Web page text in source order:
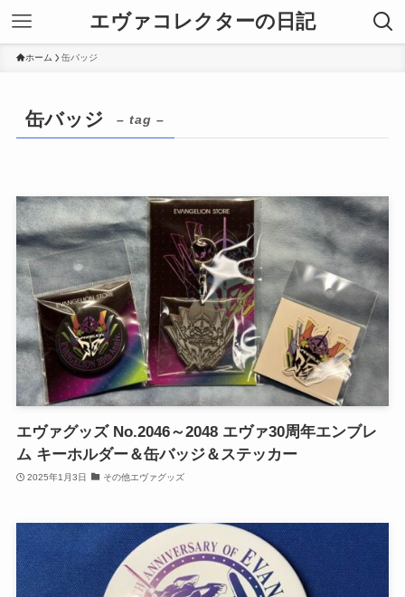
エヴァコレクターの日記
ホーム 缶バッジ
缶バッジ – tag –
エヴァグッズ No.2046～2048 エヴァ30周年エンブレ
ム キーホルダー＆缶バッジ＆ステッカー
2025年1月3日 その他エヴァグッズ